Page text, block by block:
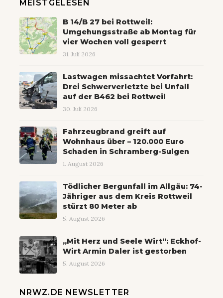
MEISTGELESEN
B 14/B 27 bei Rottweil:
Umgehungsstraße ab Montag für
vier Wochen voll gesperrt
31. Juli 2026
Lastwagen missachtet Vorfahrt:
Drei Schwerverletzte bei Unfall
auf der B462 bei Rottweil
30. Juli 2026
Fahrzeugbrand greift auf
Wohnhaus über – 120.000 Euro
Schaden in Schramberg-Sulgen
1. August 2026
Tödlicher Bergunfall im Allgäu: 74-
Jähriger aus dem Kreis Rottweil
stürzt 80 Meter ab
5. August 2026
„Mit Herz und Seele Wirt“: Eckhof-
Wirt Armin Daler ist gestorben
5. August 2026
NRWZ.DE NEWSLETTER